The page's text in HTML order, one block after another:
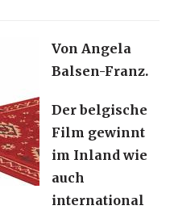
Von Angela
Balsen-Franz.
Der belgische
Film gewinnt
im Inland wie
auch
international